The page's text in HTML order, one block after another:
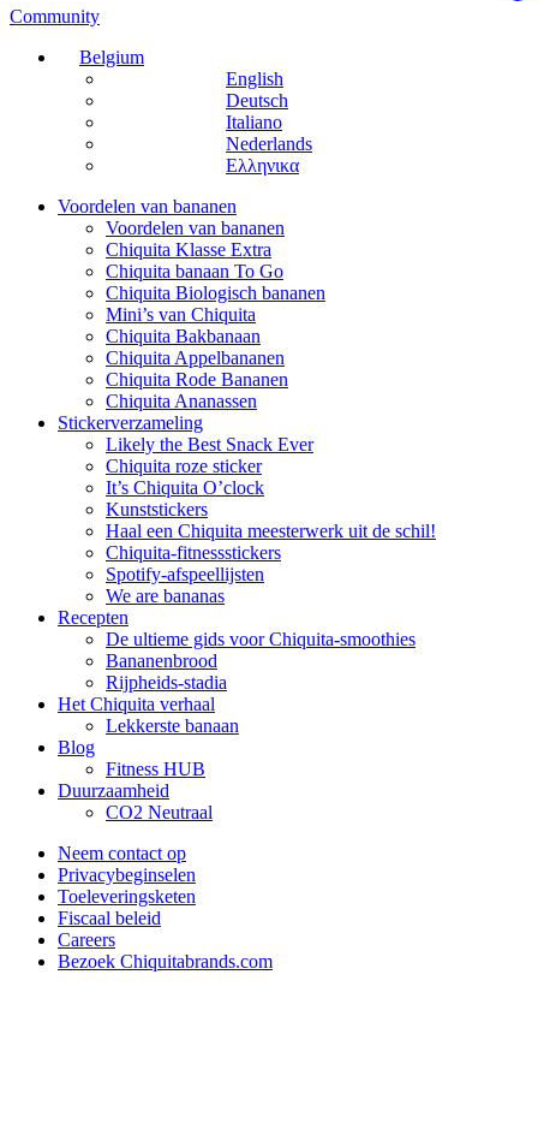
Community
Belgium
English
Deutsch
Italiano
Nederlands
Ελληνικα
Voordelen van bananen
Voordelen van bananen
Chiquita Klasse Extra
Chiquita banaan To Go
Chiquita Biologisch bananen
Mini’s van Chiquita
Chiquita Bakbanaan
Chiquita Appelbananen
Chiquita Rode Bananen
Chiquita Ananassen
Stickerverzameling
Likely the Best Snack Ever
Chiquita roze sticker
It’s Chiquita O’clock
Kunststickers
Haal een Chiquita meesterwerk uit de schil!
Chiquita-fitnessstickers
Spotify-afspeellijsten
We are bananas
Recepten
De ultieme gids voor Chiquita-smoothies
Bananenbrood
Rijpheids-stadia
Het Chiquita verhaal
Lekkerste banaan
Blog
Fitness HUB
Duurzaamheid
CO2 Neutraal
Neem contact op
Privacybeginselen
Toeleveringsketen
Fiscaal beleid
Careers
Bezoek Chiquitabrands.com